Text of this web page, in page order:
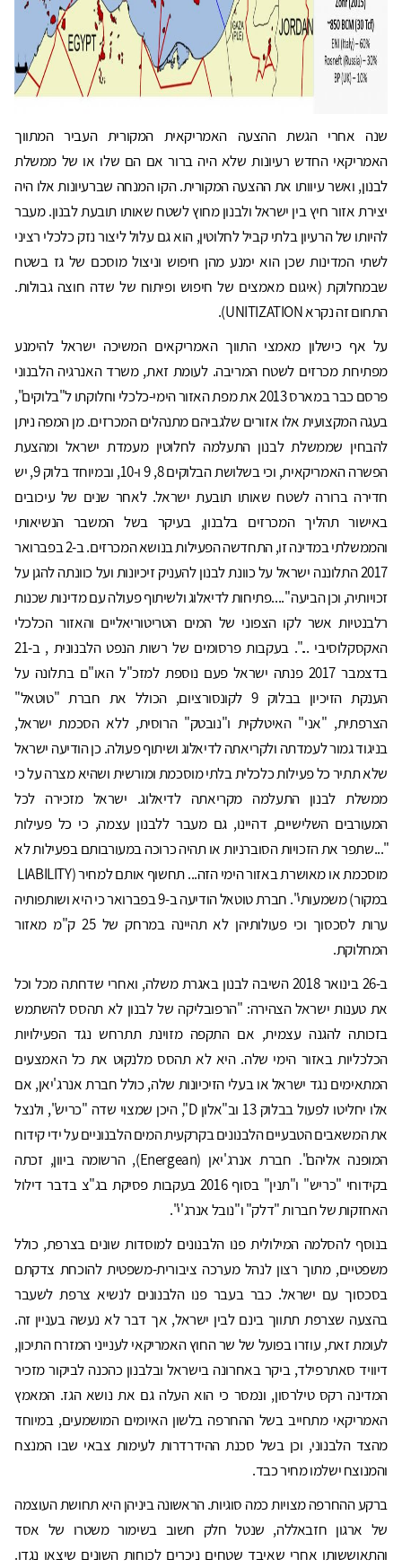
שנה אחרי הגשת ההצעה האמריקאית המקורית העביר המתווך
האמריקאי החדש רעיונות שלא היה ברור אם הם שלו או של ממשלת
לבנון, ואשר עיוותו את ההצעה המקורית. הקו המנחה שברעיונות אלו היה
יצירת אזור חיץ בין ישראל ולבנון מחוץ לשטח שאותו תובעת לבנון. מעבר
להיותו של הרעיון בלתי קביל לחלוטין, הוא גם עלול ליצור נזק כלכלי רציני
לשתי המדינות שכן הוא ימנע מהן חיפוש וניצול מוסכם של גז בשטח
שבמחלוקת (איגום מאמצים של חיפוש ופיתוח של שדה חוצה גבולות.
התחום זה נקרא UNITIZATION).
על אף כישלון מאמצי התווך האמריקאים המשיכה ישראל להימנע
מפתיחת מכרזים לשטח המריבה. לעומת זאת, משרד האנרגיה הלבנוני
פרסם כבר במארס 2013 את מפת האזור הימי-כלכלי וחלוקתו ל"בלוקים",
בעגה המקצועית אלו אזורים שלגביהם מתנהלים המכרזים. מן המפה ניתן
להבחין שממשלת לבנון התעלמה לחלוטין מעמדת ישראל ומהצעת
הפשרה האמריקאית, וכי בשלושת הבלוקים 8, 9 ו-10, ובמיוחד בלוק 9, יש
חדירה ברורה לשטח שאותו תובעת ישראל. לאחר שנים של עיכובים
באישור תהליך המכרזים בלבנון, בעיקר בשל המשבר הנשיאותי
והממשלתי במדינה זו, התחדשה הפעילות בנושא המכרזים. ב-2 בפברואר
2017 התלוננה ישראל על כוונת לבנון להעניק זיכיונות ועל כוונתה להגן על
זכויותיה, וכן הביעה "....פתיחות לדיאלוג ולשיתוף פעולה עם מדינות שכנות
רלבנטיות אשר לקו הצפוני של המים הטריטוריאליים והאזור הכלכלי
האקסקלוסיבי ...". בעקבות פרסומים של רשות הנפט הלבנונית , ב-21
בדצמבר 2017 פנתה ישראל פעם נוספת למזכ"ל האו"ם בתלונה על
הענקת הזיכיון בבלוק 9 לקונסורציום, הכולל את חברת "טוטאל"
הצרפתית, "אני" האיטלקית ו"נובטק" הרוסית, ללא הסכמת ישראל,
בניגוד גמור לעמדתה ולקריאתה לדיאלוג ושיתוף פעולה. כן הודיעה ישראל
שלא תתיר כל פעילות כלכלית בלתי מוסכמת ומורשית ושהיא מצרה על כי
ממשלת לבנון התעלמה מקריאתה לדיאלוג. ישראל מזכירה לכל
המעורבים השלישיים, דהיינו, גם מעבר ללבנון עצמה, כי כל פעילות
"...שתפר את הזכויות הסוברניות או תהיה כרוכה במעורבותם בפעילות לא
במקור) משמעותי". חברת טוטאל הודיעה ב-9 בפברואר כי היא ושותפותיה
ערות לסכסוך וכי פעולותיהן לא תהיינה במרחק של 25 ק"מ מאזור
המחלוקת.
ב-26 בינואר 2018 השיבה לבנון באגרת משלה, ואחרי שדחתה מכל וכל
את טענות ישראל הצהירה: "הרפובליקה של לבנון לא תהסס להשתמש
בזכותה להגנה עצמית, אם התקפה מזוינת תתרחש נגד הפעילויות
הכלכליות באזור הימי שלה. היא לא תהסס מלנקוט את כל האמצעים
המתאימים נגד ישראל או בעלי הזיכיונות שלה, כולל חברת אנרג'יאן, אם
אלו יחליטו לפעול בבלוק 13 וב"אלון D", היכן שמצוי שדה "כריש", ולנצל
את המשאבים הטבעיים הלבנונים בקרקעית המים הלבנוניים על ידי קידוח
המופנה אליהם". חברת אנרג'יאן (Energean), הרשומה ביוון, זכתה
בקידוחי "כריש" ו"תנין" בסוף 2016 בעקבות פסיקת בג"צ בדבר דילול
האחזקות של חברות "דלק" ו"נובל אנרג'י".
בנוסף להסלמה המילולית פנו הלבנונים למוסדות שונים בצרפת, כולל
משפטיים, מתוך רצון לנהל מערכה ציבורית-משפטית להוכחת צדקתם
בסכסוך עם ישראל. כבר בעבר פנו הלבנונים לנשיא צרפת לשעבר
בהצעה שצרפת תתווך בינם לבין ישראל, אך דבר לא נעשה בעניין זה.
לעומת זאת, עוזרו בפועל של שר החוץ האמריקאי לענייני המזרח התיכון,
דיוויד סאתרפילד, ביקר באחרונה בישראל ובלבנון כהכנה לביקור מזכיר
המדינה רקס טילרסון, ונמסר כי הוא העלה גם את נושא הגז. המאמץ
האמריקאי מתחייב בשל ההחרפה בלשון האיומים המושמעים, במיוחד
מהצד הלבנוני, וכן בשל סכנת ההידרדרות לעימות צבאי שבו המנצח
והמנוצח ישלמו מחיר כבד.
ברקע ההחרפה מצויות כמה סוגיות. הראשונה ביניהן היא תחושת העוצמה
של ארגון חזבאללה, שנטל חלק חשוב בשימור משטרו של אסד
והתאוששותו אחרי שאיבד שטחים ניכרים לכוחות השונים שיצאו נגדו.